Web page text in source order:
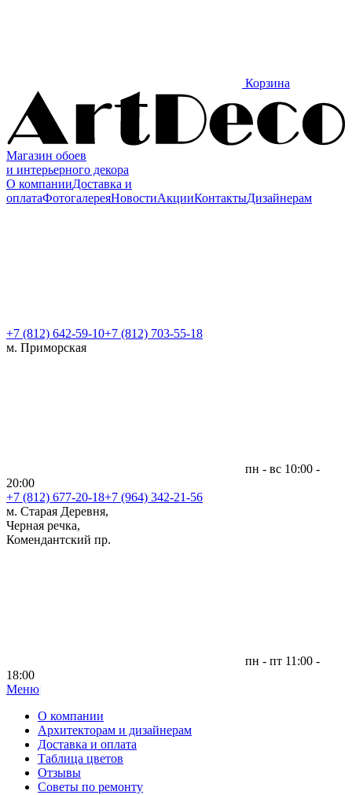
Корзина
Магазин обоев
и интерьерного декора
О компанииДоставка и
оплатаФотогалереяНовостиАкцииКонтактыДизайнерам
+7 (812) 642-59-10+7 (812) 703-55-18
м. Приморская
пн - вс 10:00 -
20:00
+7 (812) 677-20-18+7 (964) 342-21-56
м. Старая Деревня,
Черная речка,
Комендантский пр.
пн - пт 11:00 -
18:00
Меню|
О компании
Архитекторам и дизайнерам
Доставка и оплата
Таблица цветов
Отзывы
Советы по ремонту